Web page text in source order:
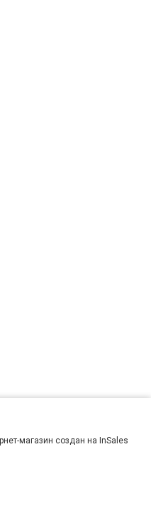
магазин создан на InSales